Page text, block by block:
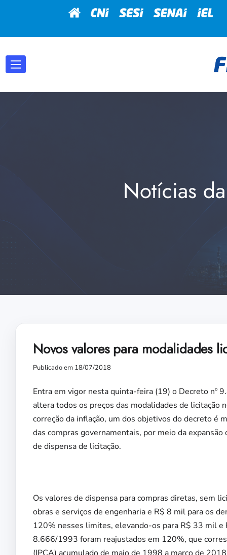
Notícias
Novos valores para modalidades
Publicado em 18/07/2018
Entra em vigor nesta quinta-feira (19) o Decreto nº
altera todos os preços das modalidades de licitação
correção da inflação, um dos objetivos do decreto é
das compras governamentais, por meio da
de dispensa de licitação.
Os valores de dispensa para compras diretas, sem
obras e serviços de engenharia e R$ 8 mil para os
120% nesses limites, elevando-os para R$ 33 mil
8.666/1993 foram reajustados em 120%, que